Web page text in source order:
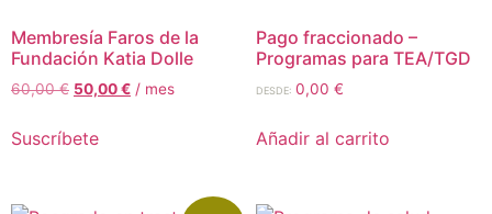
Membresía Faros de la
Fundación Katia Dolle
60,00€ 50,00€ / mes
Suscríbete
Pago fraccionado –
Programas para TEA/TGD
DESDE: 0,00 €
Añadir al carrito